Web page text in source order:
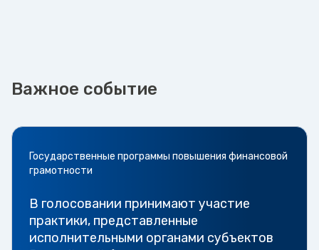
Важное событие
Государственные программы повышения финансовой
грамотности
В голосовании принимают участие
практики, представленные
исполнительными органами субъектов